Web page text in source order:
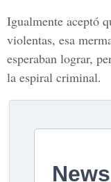
Igualmente aceptó
violentas, esa
esperaban lograr,
la espiral criminal.